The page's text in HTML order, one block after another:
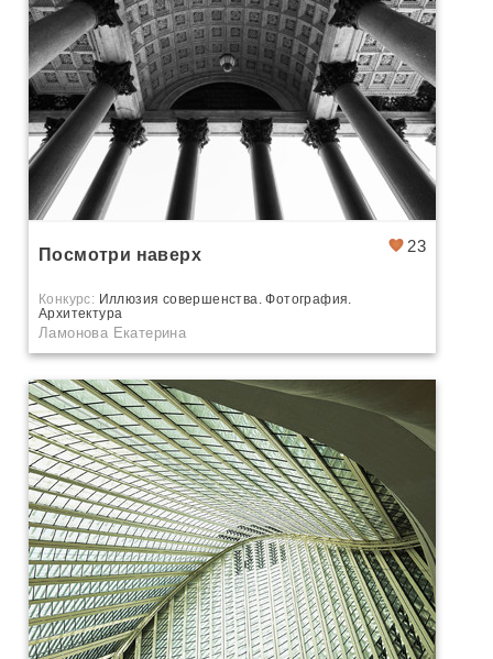
23
Посмотри наверх
Конкурс: Иллюзия совершенства. Фотография.
Архитектура
Ламонова Екатерина